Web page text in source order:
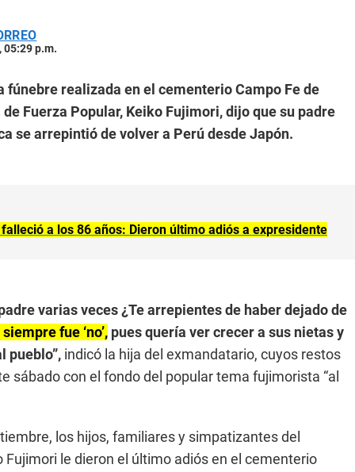
p.m.
fúnebre realizada en el cementerio Campo Fe de
Fuerza Popular, Keiko Fujimori, dijo que su padre
se arrepintió de volver a Perú desde Japón.
a los 86 años: Dieron último adiós a expresidente
varias veces ¿Te arrepientes de haber dejado de
fue ‘no’, pues quería ver crecer a sus nietas y
pueblo”, indicó la hija del exmandatario, cuyos restos
sábado con el fondo del popular tema fujimorista “al
los hijos, familiares y simpatizantes del
le dieron el último adiós en el cementerio